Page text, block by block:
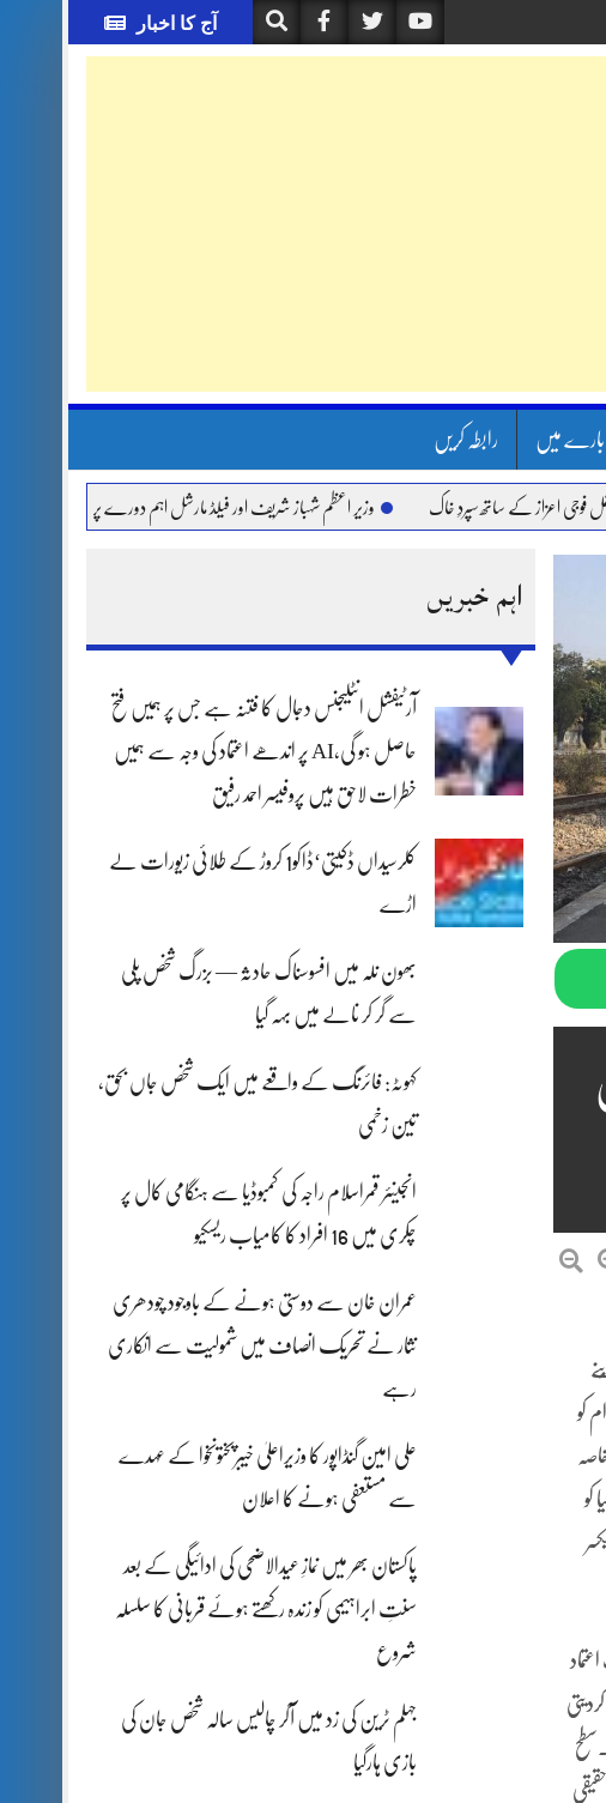
آج کا اخبار
میں رابطہ کریں
کے ساتھ سپردِ خاک وزیر اعظم شہباز شریف اور فیلڈ مارشل اہم دورے پر سعودی عرب روانہ
اہم خبریں
آرٹیفشل انٹلیجنس دجال کا فتنہ ہے جس پر ہمیں فتح
حاصل ہو گی،AI پر اندھے اعتماد کی وجہ سے ہمیں
خطرات لاحق ہیں پروفیسر احمد رفیق
کلرسیداں ڈکیتی‘ڈاکو1 کروڑ کے طلائی زیورات لے
اڑے
بھون نلہ میں افسوسناک حادثہ — بزرگ شخص پلی
سے گر کر نالے میں بہہ گیا
کہوٹہ: فائرنگ کے واقعے میں ایک شخص جاں بحق،
تین زخمی
انجینئر قمراسلام راجہ کی کمبوڈیا سے ہنگامی کال پر
چکری میں 16 افراد کا کامیاب ریسکیو
عمران خان سے دوستی ہونے کے باوجود چودھری
نثار نے تحریک انصاف میں شمولیت سے انکاری
رہے
علی امین گنڈاپور کا وزیراعلیٰ خیبرپختونخوا کے عہدے
سے مستعفی ہونے کا اعلان
پاکستان بھر میں نمازِ عیدالاضحی کی ادائیگی کے بعد
سنتِ ابراہیمی کو زندہ رکھتے ہوئے قربانی کا سلسلہ
شروع
جہلم ٹرین کی زد میں آکر چالیس سالہ شخص جان کی
بازی ہارگیا
کو
کو